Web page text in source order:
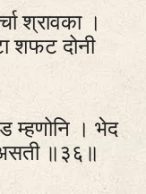
श्रावका ।
शफट दोनी
म्हणोनि । भेद
॥३६॥